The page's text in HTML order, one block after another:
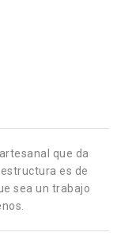
que da
es de
sea un trabajo